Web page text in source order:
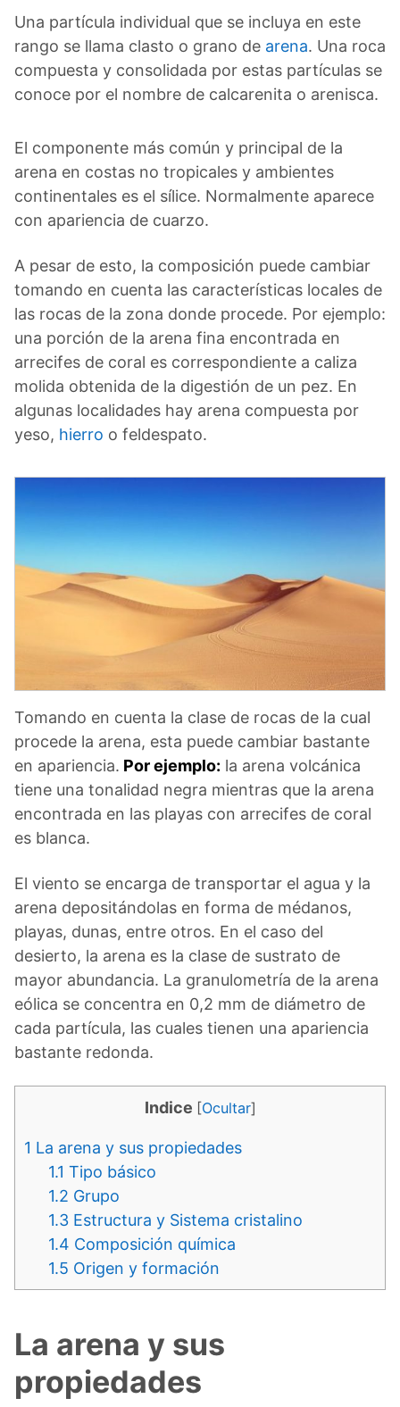
Una partícula individual que se incluya en este
rango se llama clasto o grano de arena. Una roca
compuesta y consolidada por estas partículas se
conoce por el nombre de calcarenita o arenisca.
El componente más común y principal de la
arena en costas no tropicales y ambientes
continentales es el sílice. Normalmente aparece
con apariencia de cuarzo.
A pesar de esto, la composición puede cambiar
tomando en cuenta las características locales de
las rocas de la zona donde procede. Por ejemplo:
una porción de la arena fina encontrada en
arrecifes de coral es correspondiente a caliza
molida obtenida de la digestión de un pez. En
algunas localidades hay arena compuesta por
yeso, hierro o feldespato.
Tomando en cuenta la clase de rocas de la cual
procede la arena, esta puede cambiar bastante
en apariencia. Por ejemplo: la arena volcánica
tiene una tonalidad negra mientras que la arena
encontrada en las playas con arrecifes de coral
es blanca.
El viento se encarga de transportar el agua y la
arena depositándolas en forma de médanos,
playas, dunas, entre otros. En el caso del
desierto, la arena es la clase de sustrato de
mayor abundancia. La granulometría de la arena
eólica se concentra en 0,2 mm de diámetro de
cada partícula, las cuales tienen una apariencia
bastante redonda.
Indice [Ocultar]
1 La arena y sus propiedades
1.1 Tipo básico
1.2 Grupo
1.3 Estructura y Sistema cristalino
1.4 Composición química
1.5 Origen y formación
La arena y sus
propiedades